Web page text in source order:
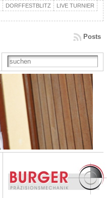
DORFFESTBLITZ
LIVE TURNIER
Posts